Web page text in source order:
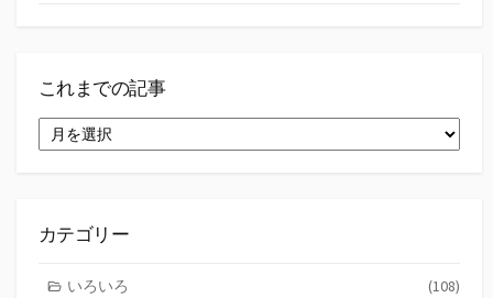
これまでの記事
れ
記
カテゴリー
いろいろ (108)